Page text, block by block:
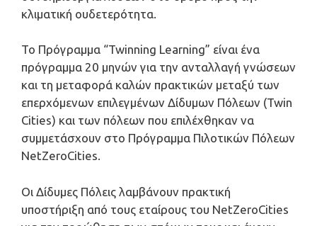
κλιματική ουδετερότητα.
Το Πρόγραμμα “Twinning Learning” είναι ένα
πρόγραμμα 20 μηνών για την ανταλλαγή γνώσεων
και τη μεταφορά καλών πρακτικών μεταξύ των
επερχόμενων επιλεγμένων Δίδυμων Πόλεων (Twin
Cities) και των πόλεων που επιλέχθηκαν να
συμμετάσχουν στο Πρόγραμμα Πιλοτικών Πόλεων
NetZeroCities.
Οι Δίδυμες Πόλεις λαμβάνουν πρακτική
υποστήριξη από τους εταίρους του NetZeroCities